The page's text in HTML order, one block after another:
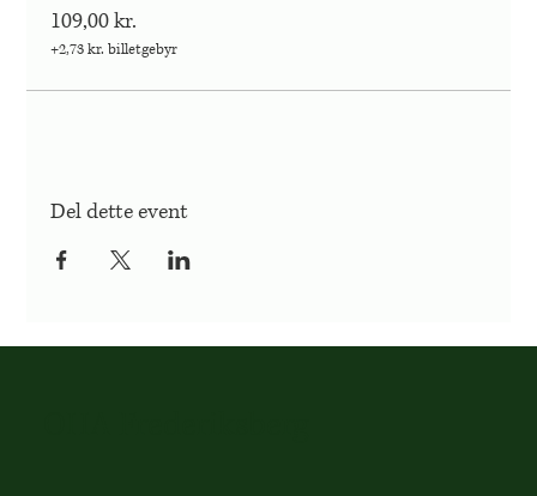
109,00 kr.
+2,73 kr. billetgebyr
Del dette event